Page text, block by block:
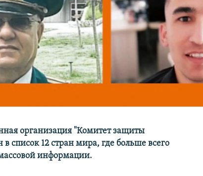
организация "Комитет защиты
список 12 стран мира, где больше всего
информации.